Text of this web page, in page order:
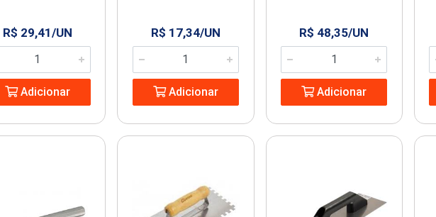
R$ 29,41/UN
Adicionar
R$ 17,34/UN
Adicionar
R$ 48,35/UN
Adicionar